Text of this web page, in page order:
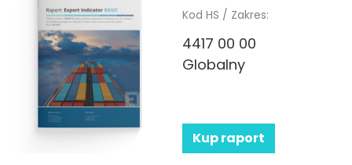
Kod HS / Zakres:
4417 00 00
Globalny
Kup raport